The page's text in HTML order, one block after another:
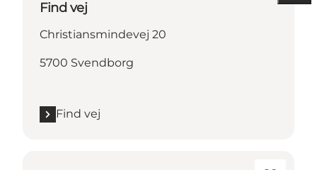
Find vej
Christiansmindevej 20
5700 Svendborg
Find vej